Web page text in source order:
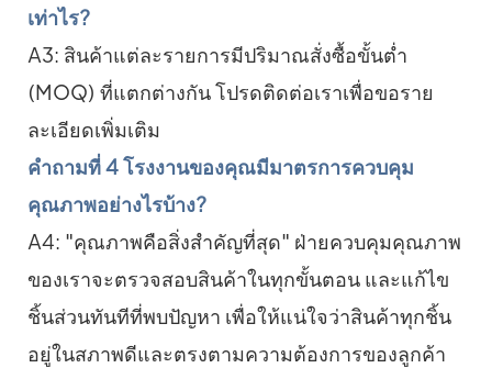
เท่าไร?
A3: สินค้าแต่ละรายการมีปริมาณสั่งซื้อขั้นต่ำ
(MOQ) ที่แตกต่างกัน โปรดติดต่อเราเพื่อขอราย
ละเอียดเพิ่มเติม
คำถามที่ 4 โรงงานของคุณมีมาตรการควบคุม
คุณภาพอย่างไรบ้าง?
A4: "คุณภาพคือสิ่งสำคัญที่สุด" ฝ่ายควบคุมคุณภาพ
ของเราจะตรวจสอบสินค้าในทุกขั้นตอน และแก้ไข
ชิ้นส่วนทันทีที่พบปัญหา เพื่อให้แน่ใจว่าสินค้าทุกชิ้น
อยู่ในสภาพดีและตรงตามความต้องการของลูกค้า